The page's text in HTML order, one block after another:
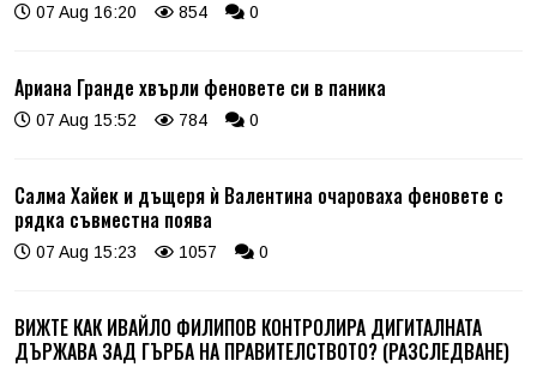
07 Aug 16:20 854 0
Ариана Гранде хвърли феновете си в паника
07 Aug 15:52 784 0
Салма Хайек и дъщеря ѝ Валентина очароваха феновете с
рядка съвместна поява
07 Aug 15:23 1057 0
ВИЖТЕ КАК ИВАЙЛО ФИЛИПОВ КОНТРОЛИРА ДИГИТАЛНАТА
ДЪРЖАВА ЗАД ГЪРБА НА ПРАВИТЕЛСТВОТО? (РАЗСЛЕДВАНЕ)